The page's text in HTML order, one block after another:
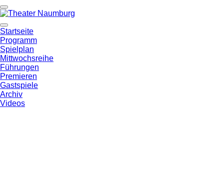
Startseite
Programm
Spielplan
Mittwochsreihe
Führungen
Premieren
Gastspiele
Archiv
Videos